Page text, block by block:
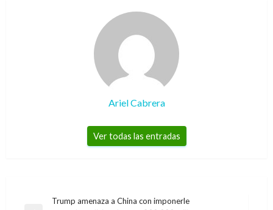
Ariel Cabrera
Ver todas las entradas
Navegación
Trump amenaza a China con imponerle